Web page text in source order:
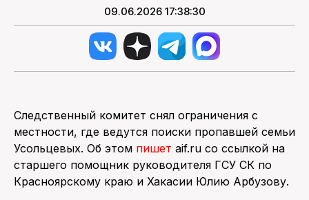
Новости мира
Все материалы 7инфо
ПОИСК ПО САЙТУ
09.06.2026 17:38:30
Следственный комитет снял ограничения с
местности, где ведутся поиски пропавшей семьи
Усольцевых. Об этом пишет aif.ru со ссылкой на
старшего помощник руководителя ГСУ СК по
Красноярскому краю и Хакасии Юлию Арбузову.